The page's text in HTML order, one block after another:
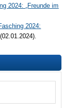
2024: „Freunde im
2024:
(02.01.2024).